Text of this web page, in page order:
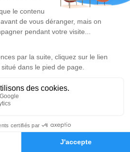
Hommages
d’arbre hommage estdisponible
à 11h30
Je rends hommage